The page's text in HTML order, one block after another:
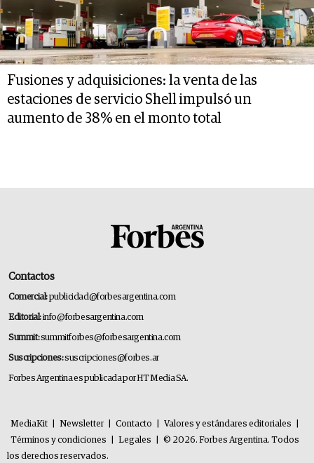
Fusiones y adquisiciones: la venta de las
estaciones de servicio Shell impulsó un
aumento de 38% en el monto total
Contactos
Comercial:publicidad@forbesargentina.com
Editorial:info@forbesargentina.com
Summit:summitforbes@forbesargentina.com
Suscripciones:suscripciones@forbes.ar
Forbes Argentina es publicada por HT Media SA.
MediaKit Newsletter Contacto Valores y estándares editoriales
Términos y condiciones
Legales
© 2026. Forbes Argentina. Todos
los derechos reservados.